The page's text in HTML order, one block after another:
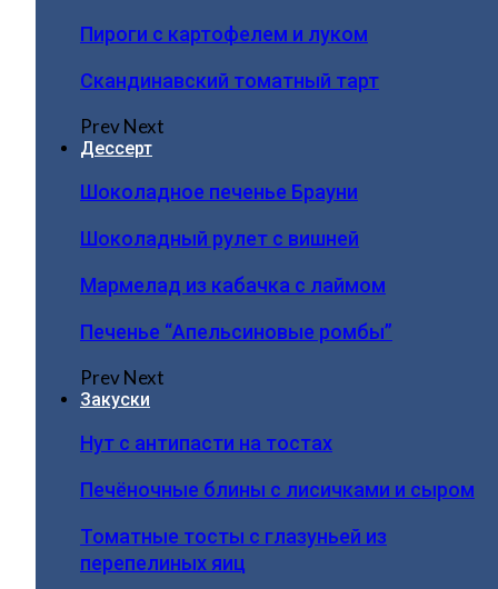
Пироги c картофелем и луком
Скандинавский томатный тарт
PrevNext
Дессерт
Шоколадное печенье Брауни
Шоколадный рулет с вишней
Мармелад из кабачка с лаймом
Печенье “Апельсиновые ромбы”
PrevNext
Закуски
Нут с антипасти на тостах
Печёночные блины с лисичками и сыром
Томатные тосты с глазуньей из
перепелиных яиц